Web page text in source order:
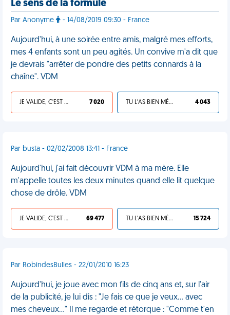
Le sens de la formule
Par Anonyme - 14/08/2019 09:30 - France
Aujourd'hui, à une soirée entre amis, malgré mes efforts,
mes 4 enfants sont un peu agités. Un convive m'a dit que
je devrais "arrêter de pondre des petits connards à la
chaîne". VDM
JE VALIDE, C'EST UNE VDM 7 020 TU L'AS BIEN MÉRITÉ 4 043
Par busta - 02/02/2008 13:41 - France
Aujourd'hui, j'ai fait découvrir VDM à ma mère. Elle
m'appelle toutes les deux minutes quand elle lit quelque
chose de drôle. VDM
JE VALIDE, C'EST UNE VDM 69 477 TU L'AS BIEN MÉRITÉ 15 724
Par RobindesBulles - 22/01/2010 16:23
Aujourd'hui, je joue avec mon fils de cinq ans et, sur l'air
de la publicité, je lui dis : "Je fais ce que je veux... avec
mes cheveux..." Il me regarde et rétorque : "Comme t'en